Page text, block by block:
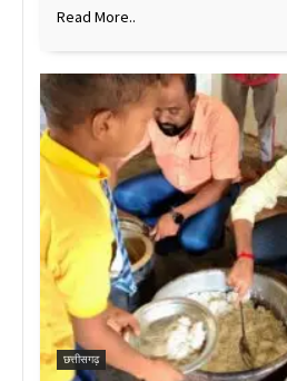
Read More..
छत्तीसगढ़